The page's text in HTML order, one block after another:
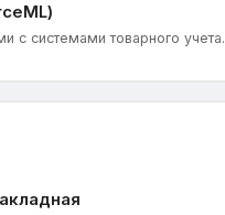
с системами товарного учета.